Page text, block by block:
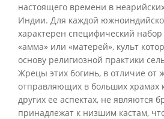
настоящего времени в
Индии. Для каждой
характерен специфический
«амма» или «матерей», культ
основу религиозной практики
Жрецы этих богинь, в отличие от
отправляющих в больших храмах
других ее аспектах, не являются
принадлежат к низшим кастам,